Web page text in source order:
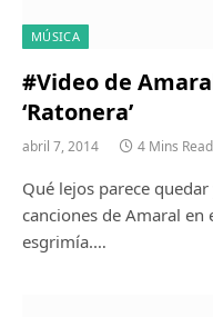
MÚSICA
#Video de
‘Ratonera’
abril 7, 2014 4 Mins Read
Qué lejos parece
canciones de Amaral en
esgrimía.…